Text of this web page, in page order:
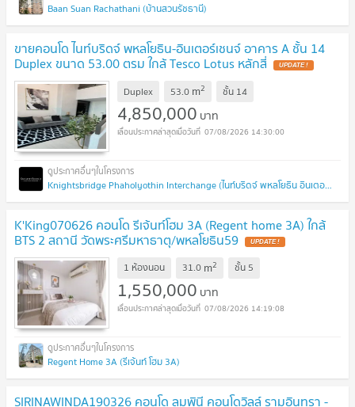
Baan Suan Rachathani (บ้านสวนรัชธานี)
ขายคอนโด ไนท์บริดจ์ พหลโยธิน-อินเตอร์เชนจ์ อาคาร A ชั้น 14
Duplex ขนาด 53.00 ตรม ใกล้ Tesco Lotus หลักสี่ UPDATE !
Duplex 53.0 m2 ชั้น 14
4,850,000 บาท
07/08/2026 14:30:00
Knightsbridge Phaholyothin Interchange (ไนท์บริดจ์ พหลโยธิน อินเตอร์เชนจ์)
K'King070626 คอนโด รีเจ้นท์โฮม 3A (Regent home 3A) ใกล้
BTS 2 สถานี วัดพระศรีมหาธาตุ/พหลโยธิน59 UPDATE !
1 ห้องนอน 31.0 m2 ชั้น 5
1,550,000 บาท
07/08/2026 14:19:08
Regent Home 3A (รีเจ้นท์ โฮม 3A)
SIRINAWINDA190326 คอนโด ลุมพินี คอนโดวิลล์ รามอินทรา -